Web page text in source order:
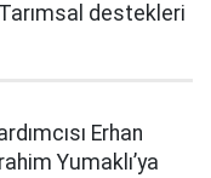
destekleri
Erhan
Yumaklı’ya